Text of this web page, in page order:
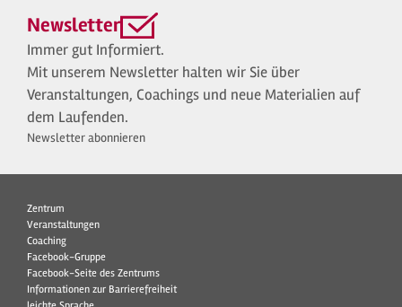
Newsletter
Immer gut Informiert.
Mit unserem Newsletter halten wir Sie über
Veranstaltungen, Coachings und neue Materialien auf
dem Laufenden.
Newsletter abonnieren
Zentrum
Veranstaltungen
Coaching
Facebook-Gruppe
Facebook-Seite des Zentrums
Informationen zur Barrierefreiheit